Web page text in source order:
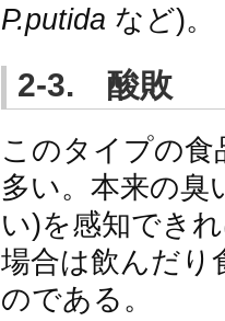
P.putida など)。
2-3. 酸敗
このタイプの
多い。本来の臭
い)を感知でき
場合は飲んだり
のである。